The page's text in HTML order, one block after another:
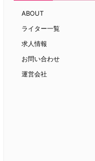
ABOUT
ライター一覧
求人情報
お問い合わせ
運営会社